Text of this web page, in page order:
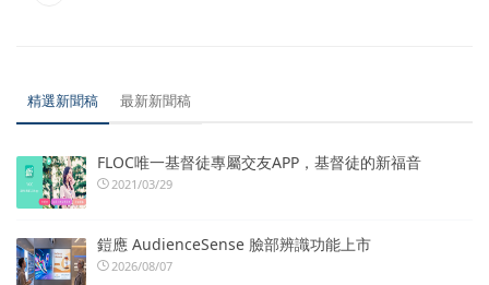
精選新聞稿 最新新聞稿
FLOC唯一基督徒專屬交友APP，基督徒的新福音
2021/03/29
鎧應 AudienceSense 臉部辨識功能上市
2026/08/07